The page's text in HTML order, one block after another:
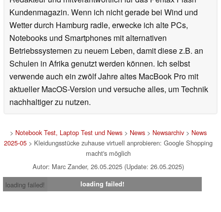
Kundenmagazin. Wenn ich nicht gerade bei Wind und
Wetter durch Hamburg radle, erwecke ich alte PCs,
Notebooks und Smartphones mit alternativen
Betriebssystemen zu neuem Leben, damit diese z.B. an
Schulen in Afrika genutzt werden können. Ich selbst
verwende auch ein zwölf Jahre altes MacBook Pro mit
aktueller MacOS-Version und versuche alles, um Technik
nachhaltiger zu nutzen.
> Notebook Test, Laptop Test und News> News> Newsarchiv> News
2025-05> Kleidungsstücke zuhause virtuell anprobieren: Google Shopping
macht's möglich
Autor: Marc Zander, 26.05.2025 (Update: 26.05.2025)
loading failed!
loading failed!